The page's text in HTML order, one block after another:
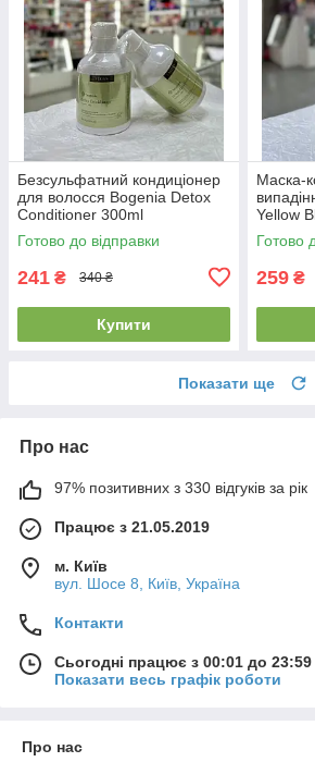
Безсульфатний кондиціонер
для волосся Bogenia Detox
Conditioner 300ml
Готово до відправки
241 ₴ 340 ₴
Купити
Маска-
Yellow
Готово
259 ₴
Показати ще
Про нас
97% позитивних з 330 відгуків за рік
Працює з 21.05.2019
м. Київ
вул. Шосе 8, Київ, Україна
Контакти
Сьогодні працює з 00:01 до 23:59
Показати весь графік роботи
Про нас